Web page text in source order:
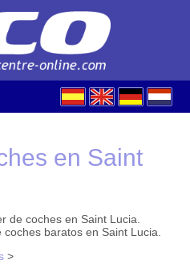
en Saint
de coches en Saint Lucia.
baratos en Saint Lucia.
>